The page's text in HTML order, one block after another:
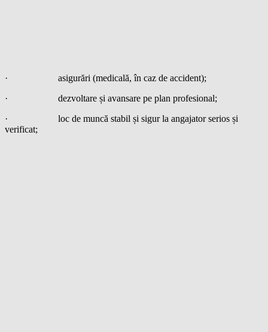
· asigurări (medicală, în caz de accident);
· dezvoltare și avansare pe plan profesional;
· loc de muncă stabil și sigur la angajator serios și
verificat;